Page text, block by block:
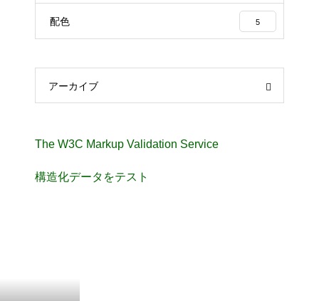
配色 5
アーカイブ
The W3C Markup Validation Service
構造化データをテスト